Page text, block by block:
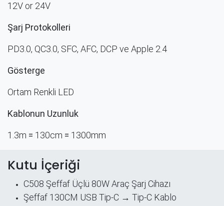
12V or 24V
Şarj Protokolleri
PD3.0, QC3.0, SFC, AFC, DCP ve Apple 2.4
​Gösterge
Ortam Renkli LED
Kablonun Uzunluk
1.3m = 130cm = 1300mm
Kutu İçeriği
C508 Şeffaf Üçlü 80W Araç Şarj Cihazı
Şeffaf 130CM USB Tip-C → Tip-C Kablo